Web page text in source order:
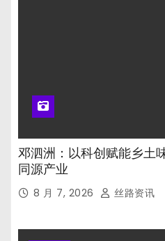
邓泗洲：以科创赋能乡土
同源产业
8 月 7, 2026 丝路资讯